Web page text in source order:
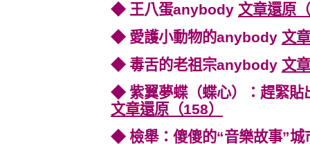
◆ 王八蛋anybody 文章還原
◆ 愛護小動物的anybody 文
◆ 毒舌的老祖宗anybody 文
◆ 紫翼夢蝶（蝶心）：趕緊貼
文章還原（158）
◆ 檢舉：傻傻的“音樂故事”